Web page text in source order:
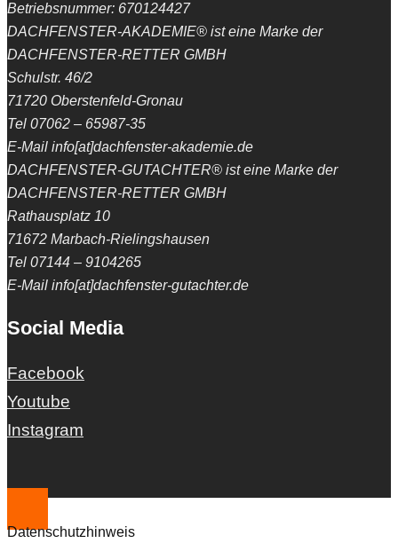
Betriebsnummer: 670124427
DACHFENSTER-AKADEMIE® ist eine Marke der
DACHFENSTER-RETTER GMBH
Schulstr. 46/2
71720 Oberstenfeld-Gronau
Tel 07062 – 65987-35
E-Mail info[at]dachfenster-akademie.de
DACHFENSTER-GUTACHTER® ist eine Marke der
DACHFENSTER-RETTER GMBH
Rathausplatz 10
71672 Marbach-Rielingshausen
Tel 07144 – 9104265
E-Mail info[at]dachfenster-gutachter.de
Social Media
Facebook
Youtube
Instagram
Datenschutzhinweis